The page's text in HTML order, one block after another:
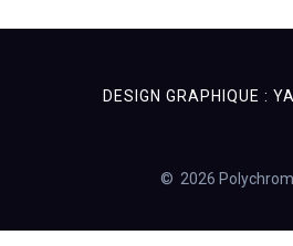
DESIGN GRAPHIQUE :
© 2026